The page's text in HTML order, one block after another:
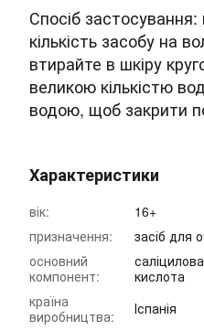
Спосіб застосування:
кількість засобу на
втирайте в шкіру
великою кількістю
водою, щоб закрити
Характеристики
вік:
16+
призначення:
засіб для
основний
компонент:
кислота
країна
виробництва:
Іспанія